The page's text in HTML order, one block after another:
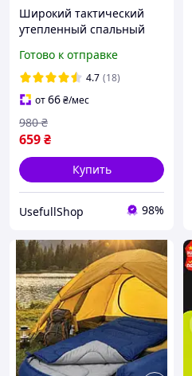
Широкий тактический
утепленный спальный
капюшоном и застежкой
до -25°C 200×80 см
компактный на
холофайбере
Готово к отправке
4.7 (18)
от66₴/мес
659₴
980 ₴
Купить
UsefullShop 98%